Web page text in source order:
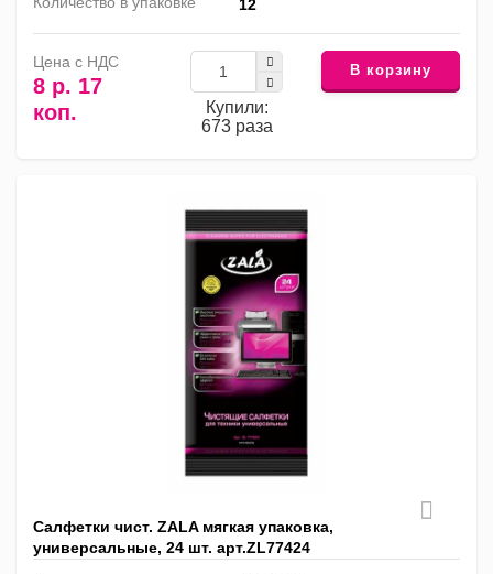
12
Цена с НДС
8 р. 17
коп.
Купили:
673 раза
В корзину
Салфетки чист. ZALA мягкая упаковка,
универсальные, 24 шт. арт.ZL77424